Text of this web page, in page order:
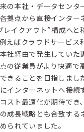
の本社・データセンタ
拠点から直接インター
レイクアウト”構成へと
えばクラウドサービス
社経由で発生していた
の従業員がより快適で
きることを目指しまし
インターネットへ接続
スト最適化が期待でき
成長戦略とも合致する
られていました。